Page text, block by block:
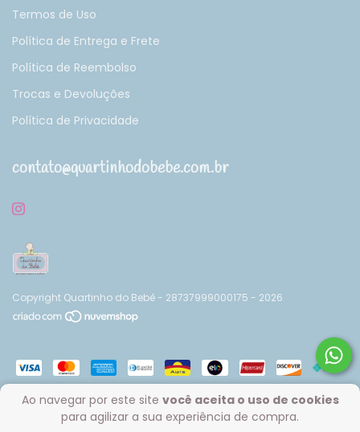
Ao navegar por este site você aceita o uso de cookies
para agilizar a sua experiência de compra.
Termos de Uso
Política de Entrega e Frete
Política de Reembolso
Trocas e Devoluções
Política de Privacidade
contato@quartinhodobebe.com.br
Copyright Quartinho do Bebê - 28737999000175 - 2026